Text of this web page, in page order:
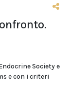
Society e
e con i criteri